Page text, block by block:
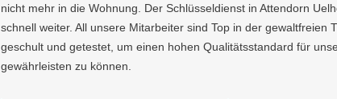
nicht mehr in die Wohnung. Der Schlüsseldienst in Attendorn
schnell weiter. All unsere Mitarbeiter sind Top in der gewaltfreien
geschult und getestet, um einen hohen Qualitätsstandard für
gewährleisten zu können.